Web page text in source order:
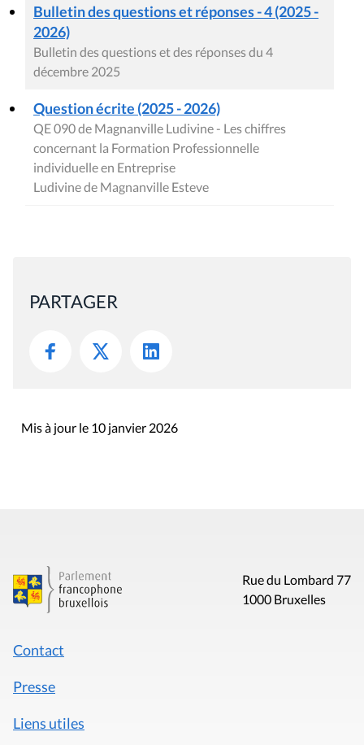
Bulletin des questions et réponses - 4 (2025 -
2026)
Bulletin des questions et des réponses du 4
décembre 2025
Question écrite (2025 - 2026)
QE 090 de Magnanville Ludivine - Les chiffres
concernant la Formation Professionnelle
individuelle en Entreprise
Ludivine de Magnanville Esteve
PARTAGER
Mis à jour le 10 janvier 2026
Rue du Lombard 77
1000 Bruxelles
Contact
Presse
Liens utiles